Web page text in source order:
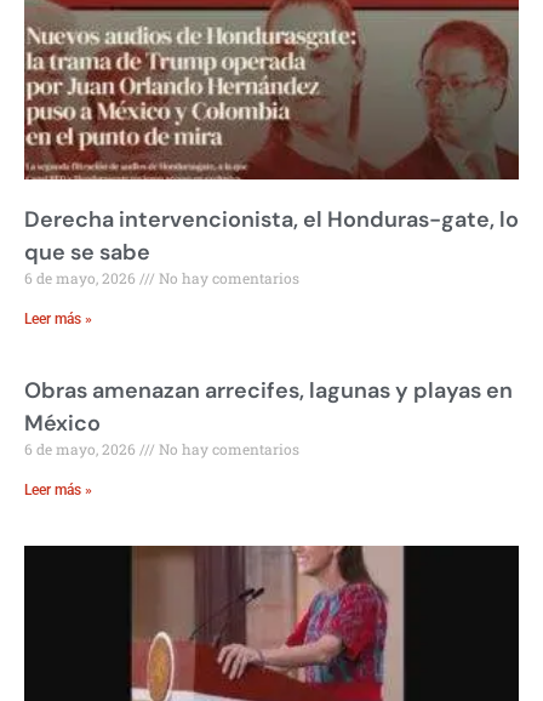
Derecha intervencionista, el Honduras-gate, lo
que se sabe
6 de mayo, 2026 No hay comentarios
Leer más »
Obras amenazan arrecifes, lagunas y playas en
México
6 de mayo, 2026 No hay comentarios
Leer más »